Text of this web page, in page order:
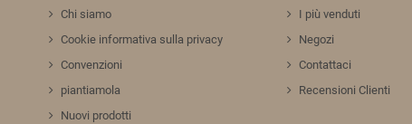
Chi siamo
Cookie informativa sulla privacy
Convenzioni
piantiamola
Nuovi prodotti
I più venduti
Negozi
Contattaci
Recensioni Clienti